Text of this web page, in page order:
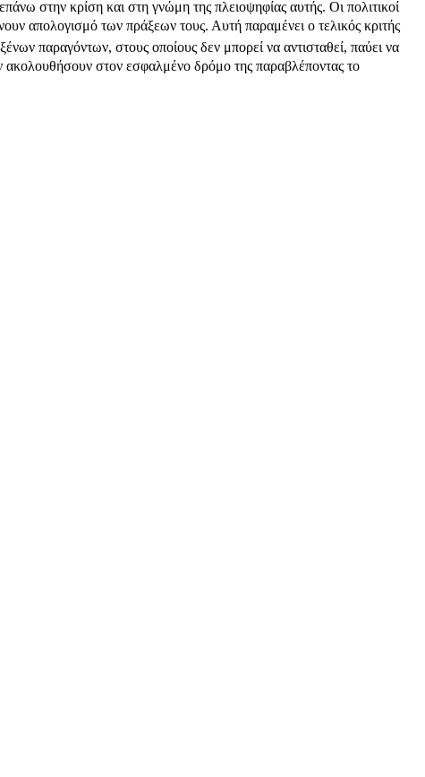
στην κρίση και στη γνώμη της πλειοψηφίας αυτής. Οι πολιτικοί
απολογισμό των πράξεων τους. Αυτή παραμένει ο τελικός κριτής
παραγόντων, στους οποίους δεν μπορεί να αντισταθεί, παύει να
ακολουθήσουν στον εσφαλμένο δρόμο της παραβλέποντας το